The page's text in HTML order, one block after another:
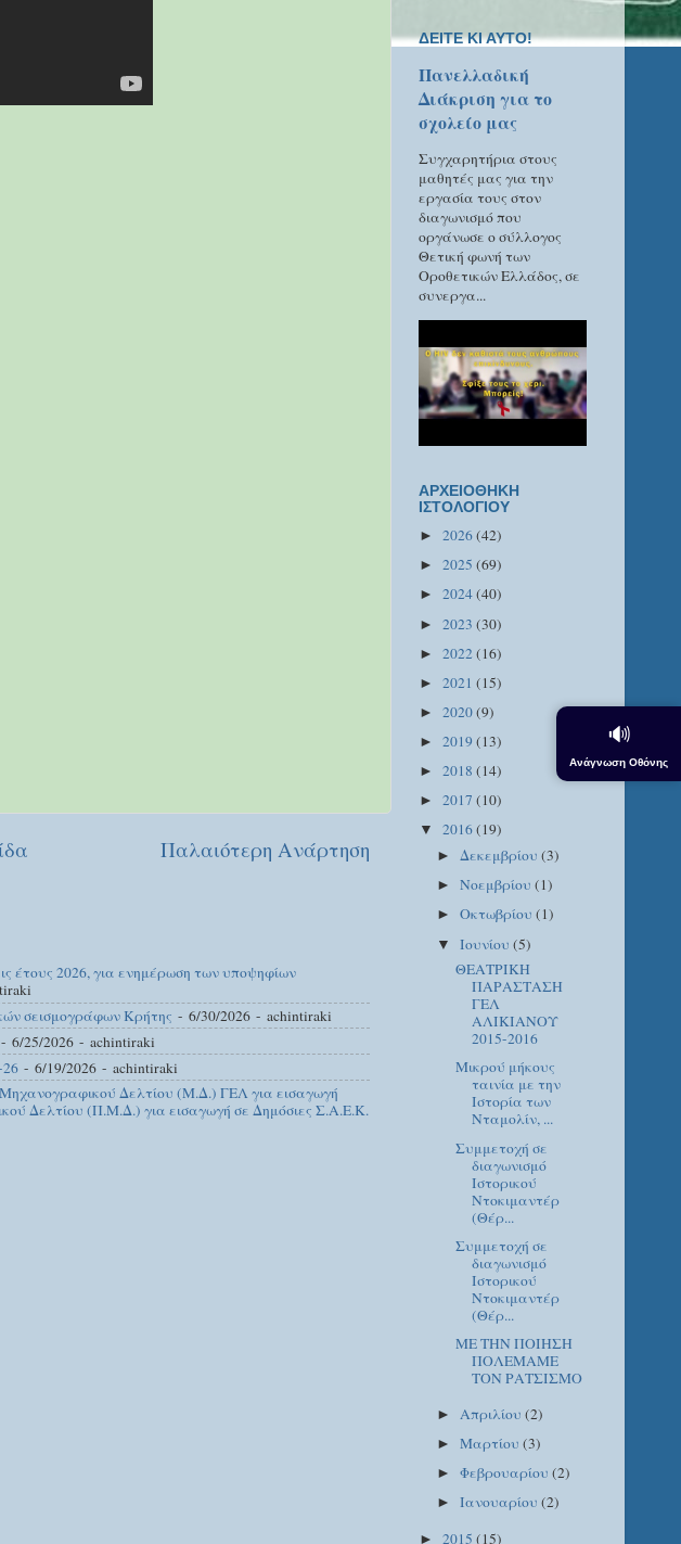
🔊
Ανάγνωση Οθόνης
Παλαιότερη Ανάρτηση
έτους 2026, για ενημέρωση των υποψηφίων
σεισμογράφων Κρήτης - 6/30/2026 - achintiraki
- 6/25/2026 - achintiraki
- 6/19/2026 - achintiraki
Δελτίου (Μ.Δ.) ΓΕΛ για εισαγωγή
Δελτίου (Π.Μ.Δ.) για εισαγωγή σε Δημόσιες Σ.Α.Ε.Κ.
ΔΕΙΤΕ ΚΙ ΑΥΤΟ!
Πανελλαδική
Διάκριση για το
σχολείο μας
Συγχαρητήρια στους
μαθητές μας για την
εργασία τους στον
διαγωνισμό που
οργάνωσε ο σύλλογος
Θετική φωνή των
Οροθετικών Ελλάδος, σε
συνεργα...
ΑΡΧΕΙΟΘΗΚΗ
ΙΣΤΟΛΟΓΙΟΥ
► 2026(42)
► 2025 (69)
► 2024(40)
► 2023 (30)
► 2022(16)
► 2021 (15)
► 2020(9)
► 2019 (13)
► 2018 (14)
► 2017 (10)
▼ 2016(19)
►Δεκεμβρίου(3)
►Νοεμβρίου(1)
►Οκτωβρίου(1)
▼Ιουνίου(5)
ΘΕΑΤΡΙΚΗ
ΠΑΡΑΣΤΑΣΗ
ΓΕΛ
ΑΛΙΚΙΑΝΟΥ
2015-2016
Μικρού μήκους
ταινία με την
Ιστορία των
Νταμολίν, ...
Συμμετοχή σε
διαγωνισμό
Ιστορικού
Ντοκιμαντέρ
(Θέρ...
Συμμετοχή σε
διαγωνισμό
Ιστορικού
Ντοκιμαντέρ
(Θέρ...
ΜΕ ΤΗΝ ΠΟΙΗΣΗ
ΠΟΛΕΜΑΜΕ
ΤΟΝ ΡΑΤΣΙΣΜΟ
► Απριλίου(2)
►Μαρτίου(3)
►Φεβρουαρίου(2)
►Ιανουαρίου(2)
► 2015 (15)